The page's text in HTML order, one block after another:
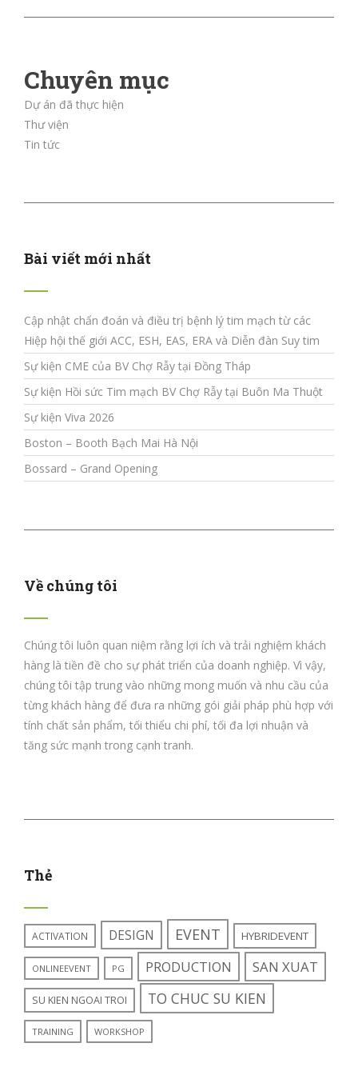
Chuyên mục
Dự án đã thực hiện
Thư viện
Tin tức
Bài viết mới nhất
Cập nhật chẩn đoán và điều trị bệnh lý tim mạch từ các
Hiệp hội thế giới ACC, ESH, EAS, ERA và Diễn đàn Suy tim
Sự kiện CME của BV Chợ Rẫy tại Đồng Tháp
Sự kiện Hồi sức Tim mạch BV Chợ Rẫy tại Buôn Ma Thuột
Sự kiện Viva 2026
Boston – Booth Bạch Mai Hà Nội
Bossard – Grand Opening
Về chúng tôi
Chúng tôi luôn quan niệm rằng lợi ích và trải nghiệm khách
hàng là tiền đề cho sự phát triển của doanh nghiệp. Vì vậy,
chúng tôi tập trung vào những mong muốn và nhu cầu của
từng khách hàng để đưa ra những gói giải pháp phù hợp với
tính chất sản phẩm, tối thiểu chi phí, tối đa lợi nhuận và
tăng sức mạnh trong cạnh tranh.
Thẻ
ACTIVATION DESIGN EVENT HYBRIDEVENT
ONLINEEVENT PG PRODUCTION SAN XUAT
SU KIEN NGOAI TROI TO CHUC SU KIEN
TRAINING WORKSHOP